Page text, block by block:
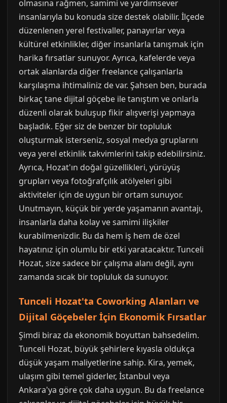
olmasına rağmen, samimi ve yardımsever
insanlarıyla bu konuda size destek olabilir. İlçede
düzenlenen yerel festivaller, panayırlar veya
kültürel etkinlikler, diğer insanlarla tanışmak için
harika fırsatlar sunuyor. Ayrıca, kafelerde veya
ortak alanlarda diğer freelance çalışanlarla
karşılaşma ihtimaliniz de var. Şahsen ben, burada
birkaç tane dijital göçebe ile tanıştım ve onlarla
düzenli olarak buluşup fikir alışverişi yapmaya
başladık. Eğer siz de benzer bir topluluk
oluşturmak isterseniz, sosyal medya gruplarını
veya yerel etkinlik takvimlerini takip edebilirsiniz.
Ayrıca, Hozat'ın doğal güzellikleri, yürüyüş
grupları veya fotoğrafçılık atölyeleri gibi
aktiviteler için de uygun bir ortam sunuyor.
Unutmayın, küçük bir yerde yaşamanın avantajı,
insanlarla daha kolay ve samimi ilişkiler
kurabilmenizdir. Bu da hem iş hem de özel
hayatınız için olumlu bir etki yaratacaktır. Tunceli
Hozat, size sadece bir çalışma alanı değil, aynı
zamanda sıcak bir topluluk da sunuyor.
Tunceli Hozat'ta Coworking Alanları ve
Dijital Göçebeler İçin Ekonomik Fırsatlar
Şimdi biraz da ekonomik boyuttan bahsedelim.
Tunceli Hozat, büyük şehirlere kıyasla oldukça
düşük yaşam maliyetlerine sahip. Kira, yemek,
ulaşım gibi temel giderler, İstanbul veya
Ankara'ya göre çok daha uygun. Bu da freelance